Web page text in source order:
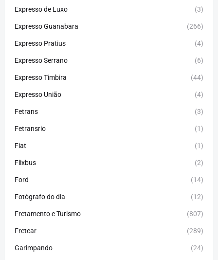
Expresso de Luxo (3)
Expresso Guanabara (266)
Expresso Pratius (4)
Expresso Serrano (6)
Expresso Timbira (44)
Expresso União (4)
Fetrans (3)
Fetransrio (1)
Fiat (1)
Flixbus (2)
Ford (14)
Fotógrafo do dia (12)
Fretamento e Turismo (807)
Fretcar (289)
Garimpando (24)